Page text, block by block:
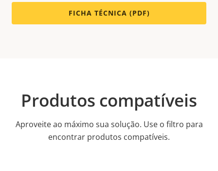
FICHA TÉCNICA (PDF)
Produtos compatíveis
Aproveite ao máximo sua solução. Use o filtro para
encontrar produtos compatíveis.